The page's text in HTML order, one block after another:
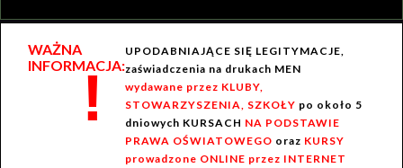
WAŻNA
INFORMACJA:
!
UPODABNIAJĄCE SIĘ LEGITYMACJE,
zaświadczenia na drukach MEN
wydawane przez KLUBY,
STOWARZYSZENIA, SZKOŁY po około 5
dniowych KURSACH NA PODSTAWIE
PRAWA OŚWIATOWEGO oraz KURSY
prowadzone ONLINE przez INTERNET